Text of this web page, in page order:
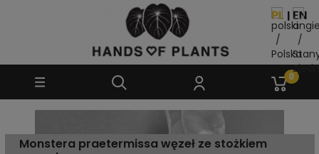
Monstera praetermissa węzeł ze stożkiem